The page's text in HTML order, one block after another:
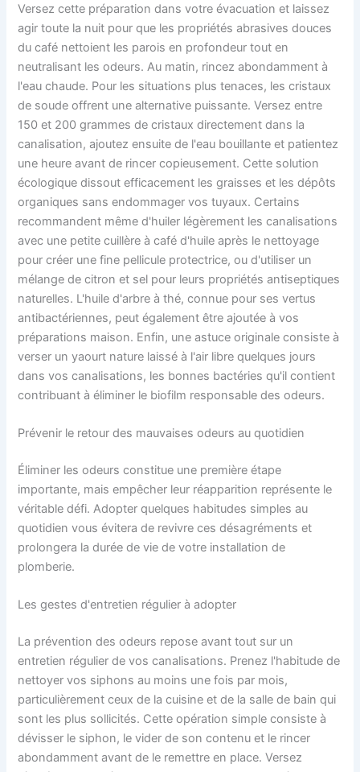
Versez cette préparation dans votre évacuation et laissez
agir toute la nuit pour que les propriétés abrasives douces
du café nettoient les parois en profondeur tout en
neutralisant les odeurs. Au matin, rincez abondamment à
l'eau chaude. Pour les situations plus tenaces, les cristaux
de soude offrent une alternative puissante. Versez entre
150 et 200 grammes de cristaux directement dans la
canalisation, ajoutez ensuite de l'eau bouillante et patientez
une heure avant de rincer copieusement. Cette solution
écologique dissout efficacement les graisses et les dépôts
organiques sans endommager vos tuyaux. Certains
recommandent même d'huiler légèrement les canalisations
avec une petite cuillère à café d'huile après le nettoyage
pour créer une fine pellicule protectrice, ou d'utiliser un
mélange de citron et sel pour leurs propriétés antiseptiques
naturelles. L'huile d'arbre à thé, connue pour ses vertus
antibactériennes, peut également être ajoutée à vos
préparations maison. Enfin, une astuce originale consiste à
verser un yaourt nature laissé à l'air libre quelques jours
dans vos canalisations, les bonnes bactéries qu'il contient
contribuant à éliminer le biofilm responsable des odeurs.
Prévenir le retour des mauvaises odeurs au quotidien
Éliminer les odeurs constitue une première étape
importante, mais empêcher leur réapparition représente le
véritable défi. Adopter quelques habitudes simples au
quotidien vous évitera de revivre ces désagréments et
prolongera la durée de vie de votre installation de
plomberie.
Les gestes d'entretien régulier à adopter
La prévention des odeurs repose avant tout sur un
entretien régulier de vos canalisations. Prenez l'habitude de
nettoyer vos siphons au moins une fois par mois,
particulièrement ceux de la cuisine et de la salle de bain qui
sont les plus sollicités. Cette opération simple consiste à
dévisser le siphon, le vider de son contenu et le rincer
abondamment avant de le remettre en place. Versez